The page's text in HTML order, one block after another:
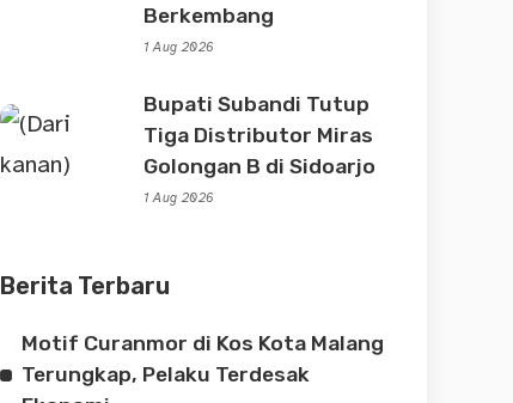
Berkembang
1 Aug 2026
Bupati Subandi Tutup
Tiga Distributor Miras
Golongan B di Sidoarjo
1 Aug 2026
Berita Terbaru
Motif Curanmor di Kos Kota Malang
Terungkap, Pelaku Terdesak